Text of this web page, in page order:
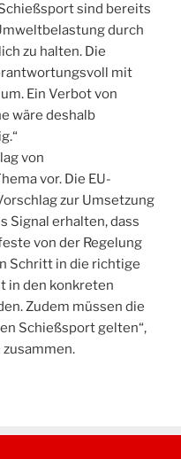
sind bereits
durch
zu halten. Die
mit
Ein Verbot von
wäre deshalb
von
vor. Die EU-
zur Umsetzung
Signal erhalten, dass
von der Regelung
Schritt in die richtige
in den konkreten
Zudem müssen die
Schießsport gelten“,